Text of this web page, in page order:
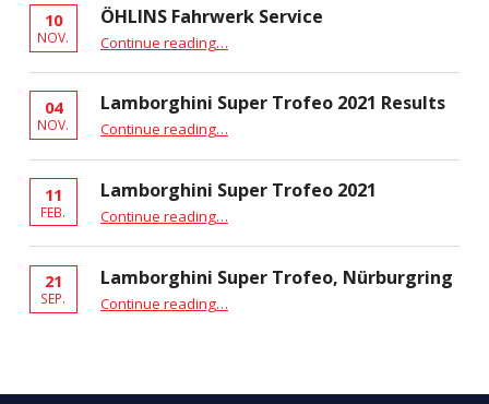
10
NOV.
ÖHLINS Fahrwerk Service
Continue reading…
04
NOV.
Lamborghini Super Trofeo 2021 Results
Continue reading…
11
FEB.
Lamborghini Super Trofeo 2021
Continue reading “Lamborghini Super Trofeo 2021”
…
21
SEP.
Lamborghini Super Trofeo, Nürburgring
Continue reading “Lamborghini Super Trofeo, Nürburgring”
…